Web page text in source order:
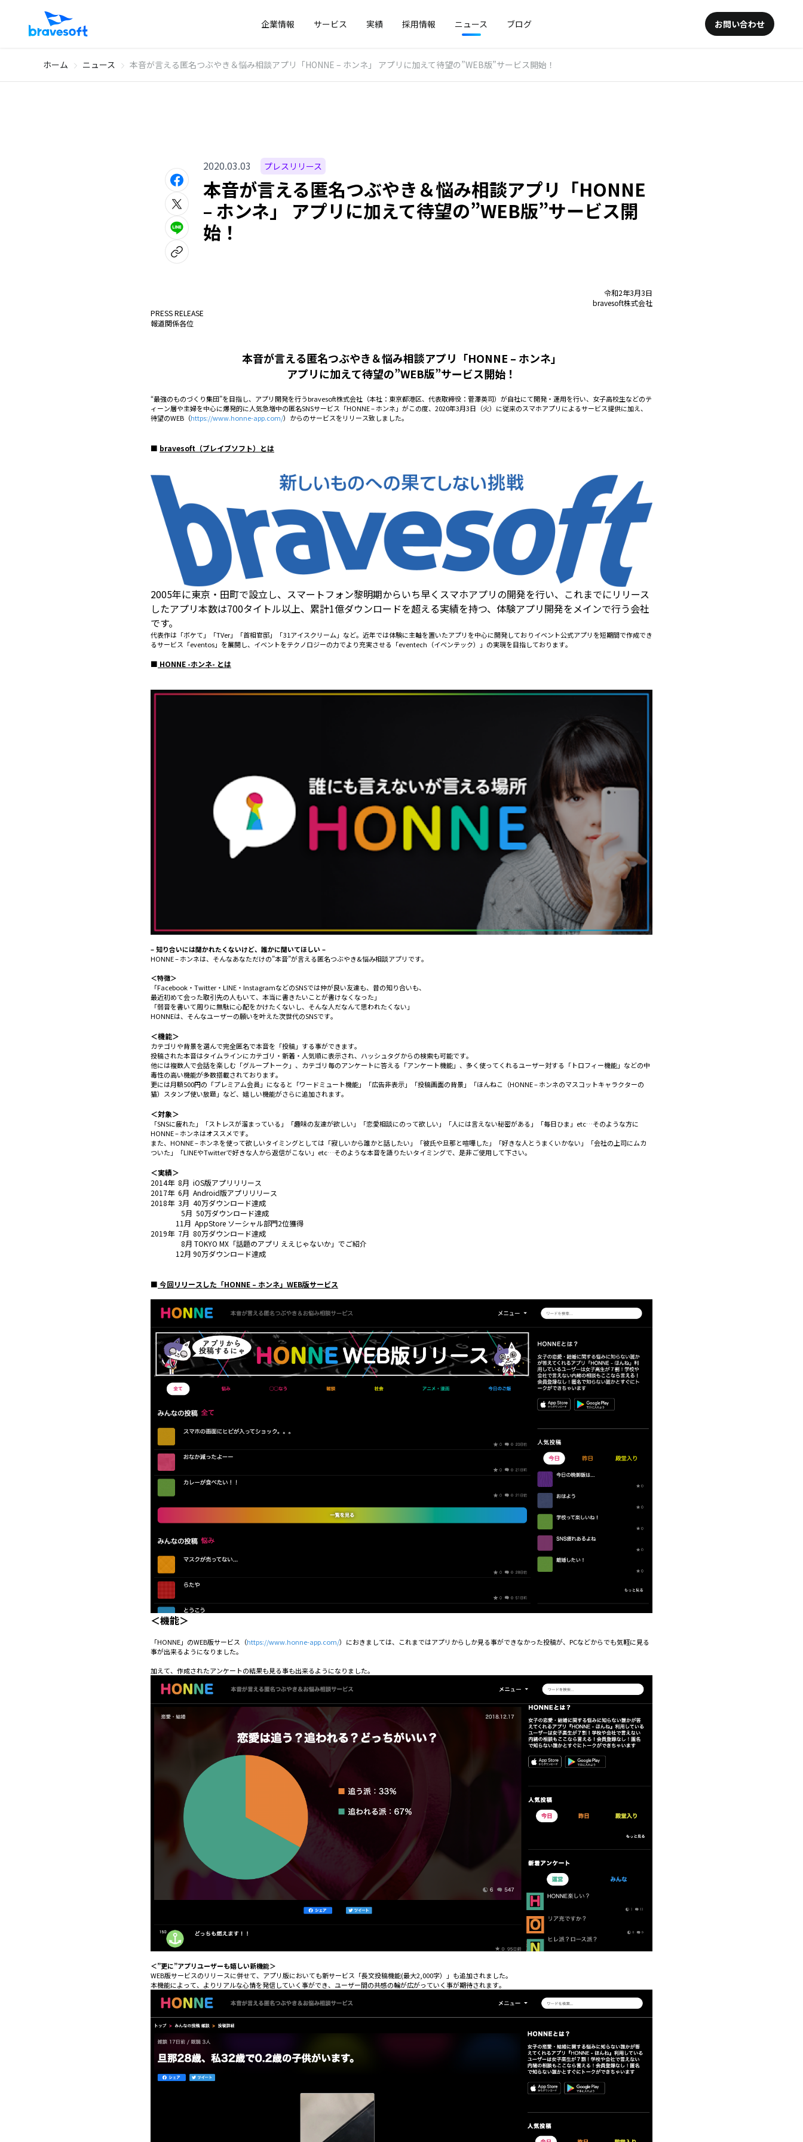
企業情報 サービス 実績 採用情報 ニュース ブログ お問い合わせ
ホーム ニュース 本音が言える匿名つぶやき＆悩み相談アプリ「HONNE – ホンネ」 アプリに加えて待望の”WEB版”サービス開始！
2020.03.03 プレスリリース
本音が言える匿名つぶやき＆悩み相談アプリ「HONNE
– ホンネ」 アプリに加えて待望の”WEB版”サービス開
始！
令和2年3月3日
bravesoft株式会社
PRESS RELEASE
報道関係各位
本音が言える匿名つぶやき＆悩み相談アプリ「HONNE – ホンネ」
アプリに加えて待望の”WEB版”サービス開始！
“最強のものづくり集団”を目指し、アプリ開発を行うbravesoft株式会社（本社：東京都港区、代表取締役：菅澤英司）が自社にて開発・運用を行い、女子高校生などのテ
ィーン層や主婦を中心に爆発的に人気急増中の匿名SNSサービス「HONNE – ホンネ」がこの度、2020年3月3日（火）に従来のスマホアプリによるサービス提供に加え、
待望のWEB（https://www.honne-app.com/）からのサービスをリリース致しました。
■ bravesoft（ブレイブソフト）とは
2005年に東京・田町で設立し、スマートフォン黎明期からいち早くスマホアプリの開発を行い、これまでにリリース
したアプリ本数は700タイトル以上、累計1億ダウンロードを超える実績を持つ、体験アプリ開発をメインで行う会社
です。
代表作は「ボケて」「TVer」「首相官邸」「31アイスクリーム」など。近年では体験に主軸を置いたアプリを中心に開発しておりイベント公式アプリを短期間で作成でき
るサービス「eventos」を展開し、イベントをテクノロジーの力でより充実させる「eventech（イベンテック）」の実現を目指しております。
■ HONNE -ホンネ- とは
– 知り合いには聞かれたくないけど、誰かに聞いてほしい –
HONNE – ホンネは、そんなあなただけの”本音”が言える匿名つぶやき&悩み相談アプリです。
＜特徴＞
「Facebook・Twitter・LINE・InstagramなどのSNSでは仲が良い友達も、昔の知り合いも、
最近初めて会った取引先の人もいて、本当に書きたいことが書けなくなった」
「弱音を書いて周りに無駄に心配をかけたくないし、そんな人だなんて思われたくない」
HONNEは、そんなユーザーの願いを叶えた次世代のSNSです。
＜機能＞
カテゴリや背景を選んで完全匿名で本音を「投稿」する事ができます。
投稿された本音はタイムラインにカテゴリ・新着・人気順に表示され、ハッシュタグからの検索も可能です。
他には複数人で会話を楽しむ「グループトーク」、カテゴリ毎のアンケートに答える「アンケート機能」、多く使ってくれるユーザー対する「トロフィー機能」などの中
毒性の高い機能が多数搭載されております。
更には月額500円の「プレミアム会員」になると「ワードミュート機能」「広告非表示」「投稿画面の背景」「ほんねこ（HONNE – ホンネのマスコットキャラクターの
猫）スタンプ使い放題」など、嬉しい機能がさらに追加されます。
＜対象＞
「SNSに疲れた」「ストレスが溜まっている」「趣味の友達が欲しい」「恋愛相談にのって欲しい」「人には言えない秘密がある」「毎日ひま」etc…そのような方に
HONNE – ホンネはオススメです。
また、HONNE – ホンネを使って欲しいタイミングとしては「寂しいから誰かと話したい」「彼氏や旦那と喧嘩した」「好きな人とうまくいかない」「会社の上司にムカ
ついた」「LINEやTwitterで好きな人から返信がこない」etc…そのような本音を語りたいタイミングで、是非ご使用して下さい。
＜実績＞
2014年 8月 iOS版アプリリリース
2017年 6月 Android版アプリリリース
2018年 3月 40万ダウンロード達成
5月 50万ダウンロード達成
11月 AppStore ソーシャル部門2位獲得
2019年 7月 80万ダウンロード達成
8月 TOKYO MX「話題のアプリ ええじゃないか」でご紹介
12月 90万ダウンロード達成
■ 今回リリースした「HONNE – ホンネ」WEB版サービス
＜機能＞
「HONNE」のWEB版サービス（https://www.honne-app.com/）におきましては、これまではアプリからしか見る事ができなかった投稿が、PCなどからでも気軽に見る
事が出来るようになりました。
加えて、作成されたアンケートの結果も見る事も出来るようになりました。
＜”更に”アプリユーザーも嬉しい新機能＞
WEB版サービスのリリースに併せて、アプリ版においても新サービス「長文投稿機能(最大2,000字）」も追加されました。
本機能によって、よりリアルな心情を発信していく事ができ、ユーザー間の共感の輪が広がっていく事が期待されます。